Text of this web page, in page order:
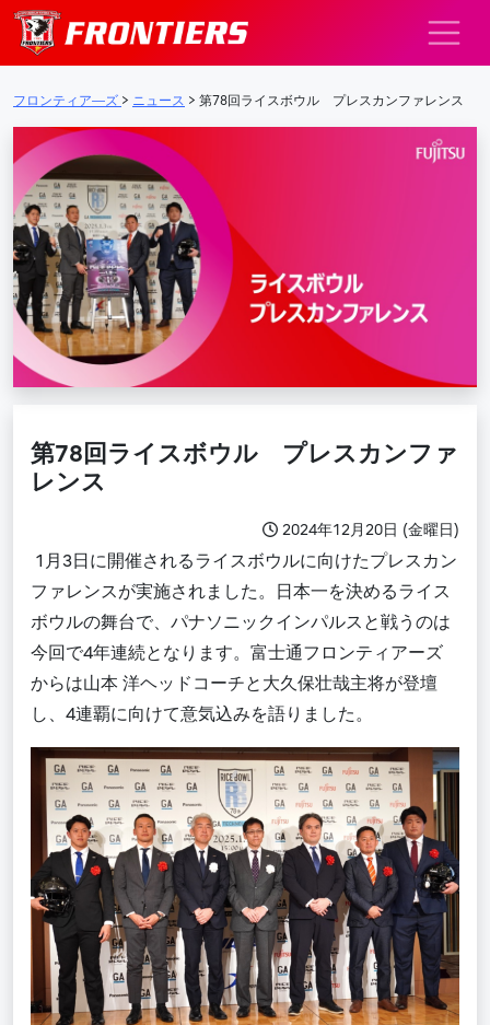
メインナビゲーション
フロンティア―ズ > ニュース > 第78回ライスボウル プレスカンファレンス
第78回ライスボウル プレスカンファ
レンス
2024年12月20日 (金曜日)
1月3日に開催されるライスボウルに向けたプレスカン
ファレンスが実施されました。
日本一を決めるライス
ボウルの舞台で、パナソニックインパルスと戦うのは
今回で4年連続となります。富士通フロンティアーズ
からは山本 洋ヘッドコーチと大久保壮哉主将が登壇
し、4連覇に向けて意気込みを語りました。